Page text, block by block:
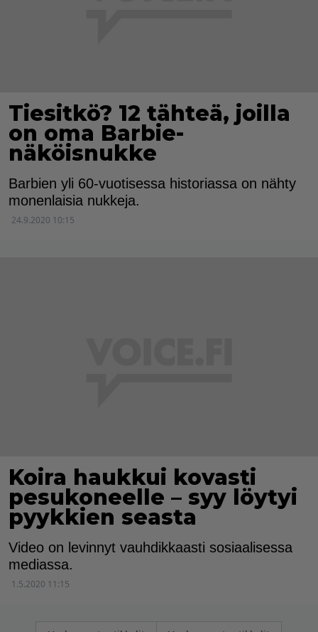
Tiesitkö? 12 tähteä, joilla
on oma Barbie-
näköisnukke
Barbien yli 60-vuotisessa historiassa on nähty
monenlaisia nukkeja.
24.9.2020 10:15
Koira haukkui kovasti
pesukoneelle – syy löytyi
pyykkien seasta
Video on levinnyt vauhdikkaasti sosiaalisessa
mediassa.
1.5.2020 11:15